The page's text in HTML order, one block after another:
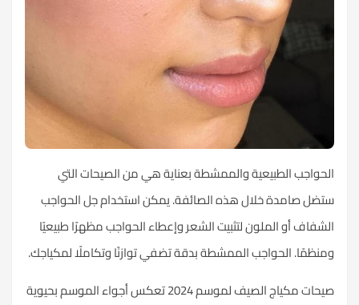
الحواجب الطبيعية والممشطة بعناية هي من الصيحات التي
ستضل صامدة خلال هذه الصائفة. يمكن استخدام جل الحواجب
الشفاف أو الملون لتثبيت الشعر وإعطاء الحواجب مظهرًا طبيعيًا
ومنظمًا. الحواجب الممشطة بدقة تضفي توازنًا وتكاملًا لمكياجك.
صيحات مكياج الصيف لموسم 2024 تعكس أجواء الموسم بحيوية